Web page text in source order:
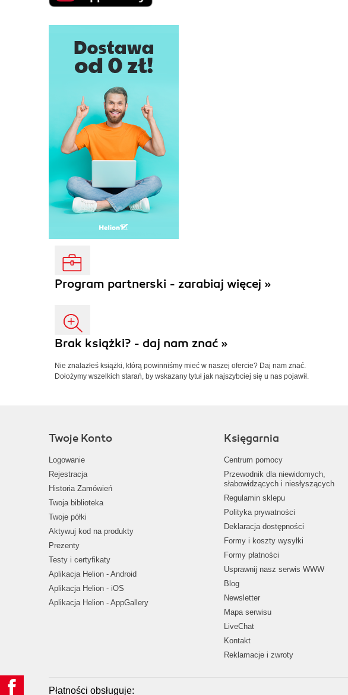
Program partnerski - zarabiaj więcej »
Brak książki? - daj nam znać »
Nie znalazłeś książki, którą powinniśmy mieć w naszej ofercie? Daj nam znać.
Dołożymy wszelkich starań, by wskazany tytuł jak najszybciej się u nas pojawił.
Twoje Konto
Logowanie
Rejestracja
Historia Zamówień
Twoja biblioteka
Twoje półki
Aktywuj kod na produkty
Prezenty
Testy i certyfikaty
Aplikacja Helion - Android
Aplikacja Helion - iOS
Aplikacja Helion - AppGallery
Księgarnia
Centrum pomocy
Przewodnik dla niewidomych,
słabowidzących i niesłyszących
Regulamin sklepu
Polityka prywatności
Deklaracja dostępności
Formy i koszty wysyłki
Formy płatności
Usprawnij nasz serwis WWW
Blog
Newsletter
Mapa serwisu
LiveChat
Kontakt
Reklamacje i zwroty
Płatności obsługuje: